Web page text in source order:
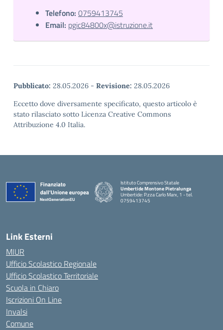
Telefono: 0759413745
Email: pgic84800x@istruzione.it
Pubblicato: 28.05.2026 - Revisione: 28.05.2026
Eccetto dove diversamente specificato, questo articolo è
stato rilasciato sotto Licenza Creative Commons
Attribuzione 4.0 Italia.
Istituto Comprensivo Statale
Umbertide Montone Pietralunga
Umbertide: P.zza Carlo Marx, 1 - tel.
0759413745
Link Esterni
MIUR
Ufficio Scolastico Regionale
Ufficio Scolastico Territoriale
Scuola in Chiaro
Iscrizioni On Line
Invalsi
Comune